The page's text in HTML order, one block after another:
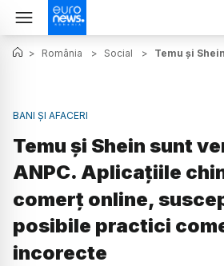
> România > Social > Temu şi
BANI ȘI AFACERI
Temu şi Shein sunt
ANPC. Aplicațiile
comerț online,
posibile practici
incorecte